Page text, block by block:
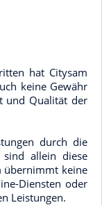
hat Citysam
keine Gewähr
und Qualität der
durch die
sind allein diese
übernimmt keine
Diensten oder
Leistungen.